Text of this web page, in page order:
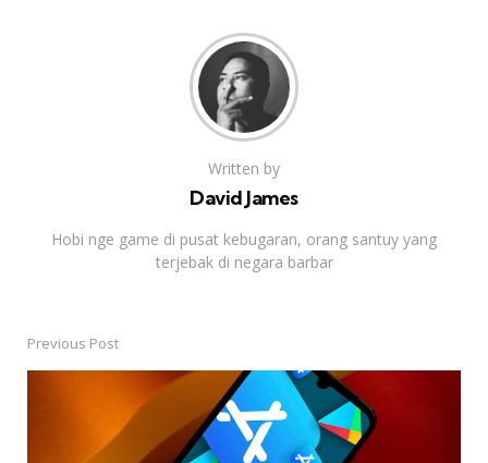
Written by
David James
Hobi nge game di pusat kebugaran, orang santuy yang
terjebak di negara barbar
Post
navigation
Previous Post